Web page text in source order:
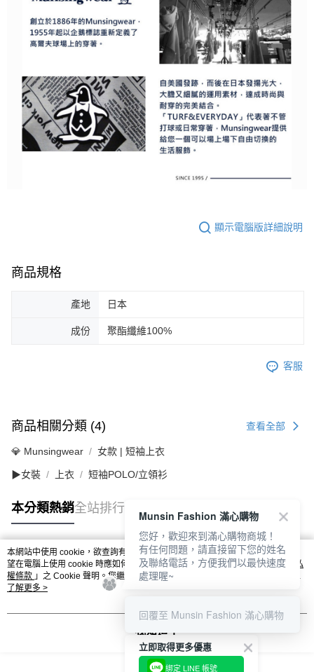
顯示電腦版詳細說明
商品規格
產地 日本
成份 聚酯纖維100%
客服
商品相關分類 (4) 查看全部
💎 Munsingwear 女款 | 短袖上衣
▶女裝 上衣 短袖POLO/立領衫
本分類熱銷全站排行
熱門標籤
本網站中使用 cookie，欲查詢有關本網站使用 cookie 方式之詳情，及若您不希
望在電腦上使用 cookie 時應如何變更電腦的 cookie 設定，請參閱本網站「
隱私
權條款 」之 Cookie 聲明。您繼續使用本網站即表示您同意本公司得按本網站使
用條款之 Cookie 聲明使用 cookie。
了解更多 >
我知道了
立即取得更多優惠
綁定 LINE 帳號
Munsin Fashion 滿心購物
您好，歡迎來到滿心購物商城！
有任何問題，請直接留下您的姓名
及聯絡電話，方便我們以最快速度
處理喔~
回覆至 Munsin Fashion 滿心購物